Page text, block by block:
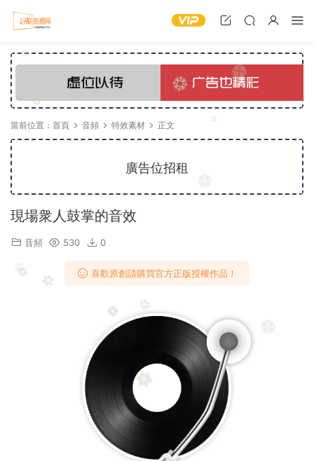
當前位置： 首頁 音頻 特效素材 正文
廣告位招租
現場衆人鼓掌的音效
音頻 530 0
喜歡原創請購買官方正版授權作品！